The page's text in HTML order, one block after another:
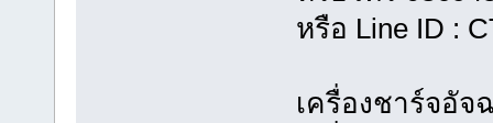
หรือ Line ID :
เครื่องชาร์จอัจ